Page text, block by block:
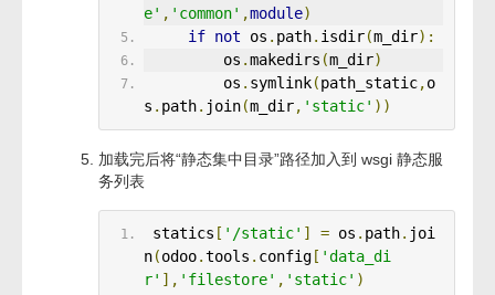
e' , 'common' ,module)
if not os . path. isdir(m_dir):
         os
.makedirs (m_dir)
         os
. symlink(path_static,o
s . path. join(m_dir, 'static' ))
加载完后将“静态集中目录”路径加入到 wsgi 静态服
务列表
statics [ '/static' ] = os . path. joi
n(odoo.tools . config[ 'data_di
r' ], 'filestore' , 'static' )